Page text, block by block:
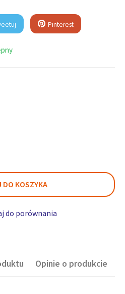
Pinterest
DO KOSZYKA
do porównania
Opinie o produkcie